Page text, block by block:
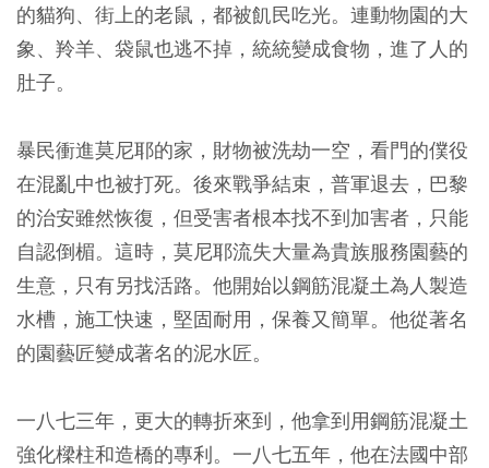
的貓狗、街上的老鼠，都被飢民吃光。連動物園的大
象、羚羊、袋鼠也逃不掉，統統變成食物，進了人的
肚子。
暴民衝進莫尼耶的家，財物被洗劫一空，看門的僕役
在混亂中也被打死。後來戰爭結束，普軍退去，巴黎
的治安雖然恢復，但受害者根本找不到加害者，只能
自認倒楣。這時，莫尼耶流失大量為貴族服務園藝的
生意，只有另找活路。他開始以鋼筋混凝土為人製造
水槽，施工快速，堅固耐用，保養又簡單。他從著名
的園藝匠變成著名的泥水匠。
一八七三年，更大的轉折來到，他拿到用鋼筋混凝土
強化樑柱和造橋的專利。一八七五年，他在法國中部